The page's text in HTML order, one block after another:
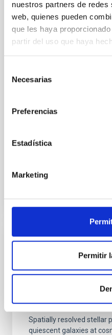
nuestros partners de
web, quienes pueden
que les haya
partir del uso que haya
Necesarias
Preferencias
Estadística
Marketing
Permitir
Cores in the
Core Scales
In a magnetically
cloud-scale magnetic
instead, however, that
with respect to the
Fecha de publicación:
NÚMERO DE CITAS 0
CON ÁRBITRO
Clues to inside-out
galaxies at 1.2 ≲ z
Mg-abundance
SUSPENSE
Spatially resolved stellar
quiescent galaxies at